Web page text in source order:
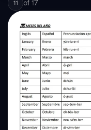
11 of 17